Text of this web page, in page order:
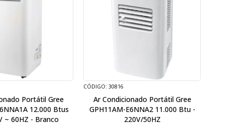
Portátil Gree
12.000 Btus
~ 60HZ - Branco
CÓDIGO: 30816
Ar Condicionado Portátil Gree
GPH11AM-E6NNA2 11.000 Btu -
220V/50HZ